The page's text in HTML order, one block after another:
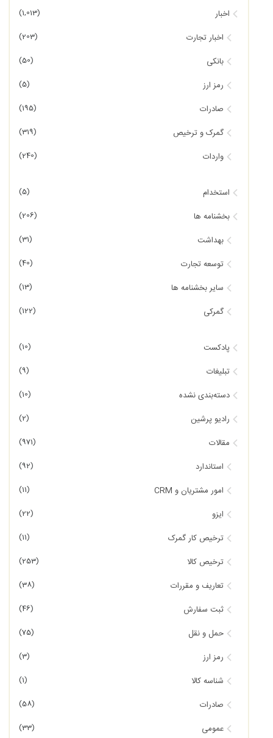
اخبار (1,013)
اخبار تجارت (203)
بانکی (50)
رمز ارز (5)
صادرات (195)
گمرک و ترخیص (319)
واردات (240)
استخدام (5)
بخشنامه ها (206)
بهداشت (31)
توسعه تجارت (40)
سایر بخشنامه ها (13)
گمرکی (122)
پادکست (10)
تبلیغات (9)
دسته‌بندی نشده (10)
رادیو پرشین (2)
مقالات (971)
استاندارد (92)
امور مشتریان و CRM (11)
ایزو (22)
ترخیص کار گمرک (11)
ترخیص کالا (253)
تعاریف و مقررات (38)
ثبت سفارش (46)
حمل و نقل (75)
رمز ارز (3)
شناسه کالا (1)
صادرات (58)
عمومی (33)